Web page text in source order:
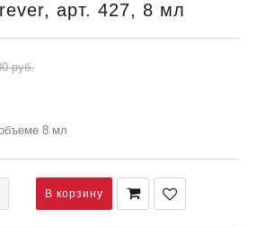
арт. 427, 8 мл
руб.
8 мл